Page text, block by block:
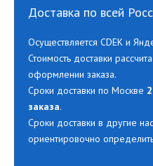
Доставка по всей
Осуществляется CDEK и
Стоимость доставки
оформлении заказа.
Сроки доставки по Москве
заказа.
Сроки доставки в другие
ориентировочно